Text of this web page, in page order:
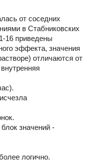
от соседних
в Стабниковских
16 приведены
эффекта, значения
отличаются от
значений -
логично.